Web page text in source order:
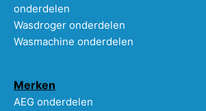
onderdelen
Wasdroger onderdelen
Wasmachine onderdelen
Merken
AEG onderdelen